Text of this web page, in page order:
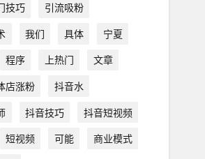
技巧
引流吸粉
我们 具体
宁夏
程序 上热门
文章
店涨粉
抖音水
抖音技巧
抖音短视频
短视频 可能
商业模式